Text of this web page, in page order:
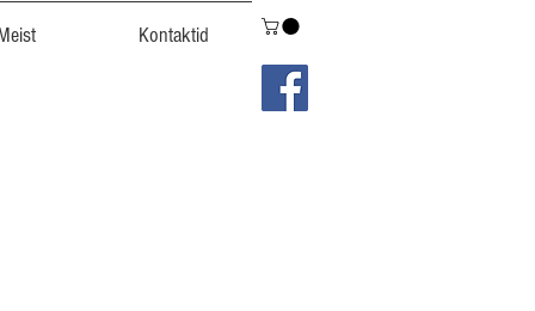
Kontaktid